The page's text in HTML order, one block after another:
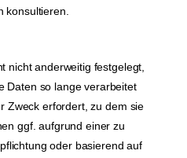
konsultieren.
nicht anderweitig festgelegt,
Daten so lange verarbeitet
Zweck erfordert, zu dem sie
ggf. aufgrund einer zu
oder basierend auf